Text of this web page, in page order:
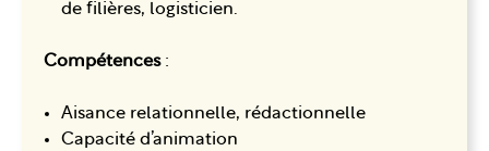
de filières, logisticien.
Compétences :
Aisance relationnelle, rédactionnelle
Capacité d’animation